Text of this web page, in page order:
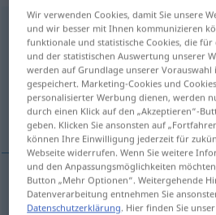
huid [hœyt]subst
Übersicht aller
(Für mehr Details die Übersetzung
Haut, Fell
Hautf huid
Wir verwenden Cookies, damit Sie unsere
und wir besser mit Ihnen kommunizieren
funktionale und statistische Cookies, die für
und der statistischen Auswertung unserer
werden auf Grundlage unserer
gespeichert. Marketing-Cookies und
personalisierter Werbung dienen, werden
durch einen Klick auf den „Akzeptieren“-
geben. Klicken Sie ansonsten auf
können Ihre Einwilligung jederzeit für
Webseite widerrufen. Wenn Sie weitere
und den Anpassungsmöglichkeiten
Button „Mehr Optionen“. Weitergehende
Datenverarbeitung entnehmen Sie
Datenschutzerklärung. Hier finden Sie